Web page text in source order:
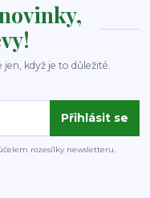
když je to důležité.
Přihlásit se
rozesílky newsletteru.